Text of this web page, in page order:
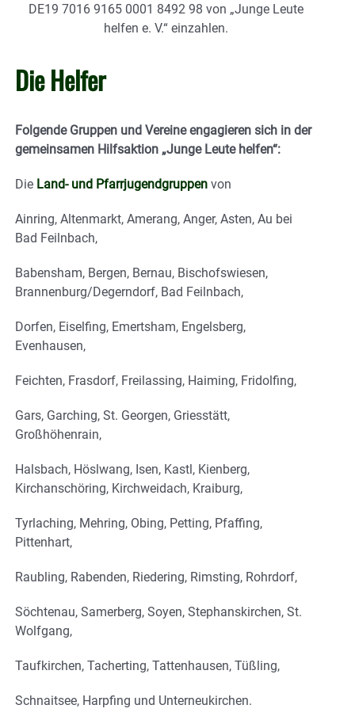
DE19 7016 9165 0001 8492 98 von „Junge Leute
helfen e. V.“ einzahlen.
Die Helfer
Folgende Gruppen und Vereine engagieren sich in der
gemeinsamen Hilfsaktion „Junge Leute helfen“:
Die Land- und Pfarrjugendgruppen von
Ainring, Altenmarkt, Amerang, Anger, Asten, Au bei
Bad Feilnbach,
Babensham, Bergen, Bernau, Bischofswiesen,
Brannenburg/Degerndorf, Bad Feilnbach,
Dorfen, Eiselfing, Emertsham, Engelsberg,
Evenhausen,
Feichten, Frasdorf, Freilassing, Haiming, Fridolfing,
Gars, Garching, St. Georgen, Griesstätt,
Großhöhenrain,
Halsbach, Höslwang, Isen, Kastl, Kienberg,
Kirchanschöring, Kirchweidach, Kraiburg,
Tyrlaching, Mehring, Obing, Petting, Pfaffing,
Pittenhart,
Raubling, Rabenden, Riedering, Rimsting, Rohrdorf,
Söchtenau, Samerberg, Soyen, Stephanskirchen, St.
Wolfgang,
Taufkirchen, Tacherting, Tattenhausen, Tüßling,
Schnaitsee, Harpfing und Unterneukirchen.